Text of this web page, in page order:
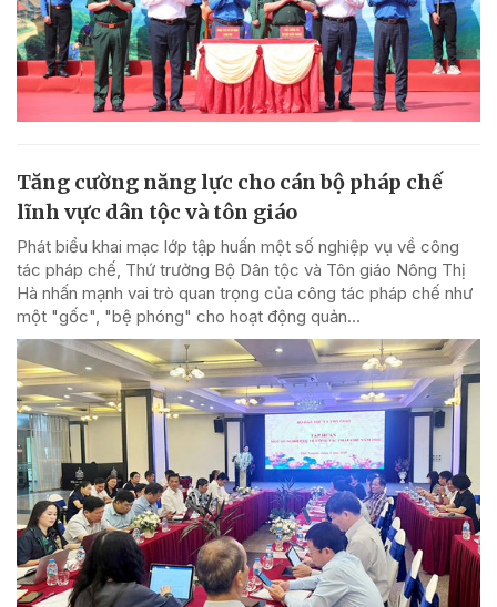
Tăng cường năng lực cho cán bộ pháp chế
lĩnh vực dân tộc và tôn giáo
Phát biểu khai mạc lớp tập huấn một số nghiệp vụ về công
tác pháp chế, Thứ trưởng Bộ Dân tộc và Tôn giáo Nông Thị
Hà nhấn mạnh vai trò quan trọng của công tác pháp chế như
một "gốc", "bệ phóng" cho hoạt động quản...